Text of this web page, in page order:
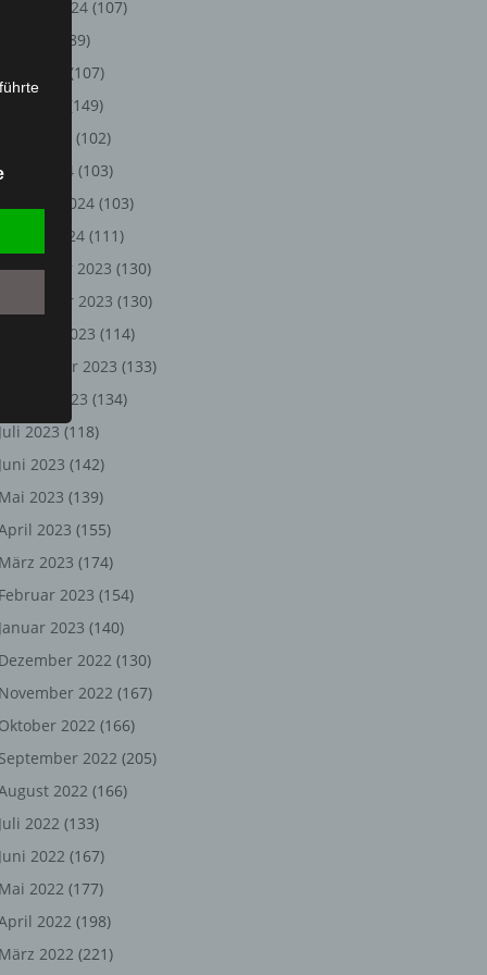
August 2024 (107)
(89)
(107)
(149)
(102)
2024 (103)
Februar 2024 (103)
Januar 2024 (111)
2023 (130)
November 2023 (130)
Oktober 2023 (114)
September 2023 (133)
August 2023 (134)
Juli 2023 (118)
Juni 2023 (142)
Mai 2023 (139)
2023 (155)
März 2023 (174)
Februar 2023 (154)
Januar 2023 (140)
Dezember 2022 (130)
November 2022 (167)
Oktober 2022 (166)
September 2022 (205)
2022 (166)
Juli 2022 (133)
Juni 2022 (167)
Mai 2022 (177)
2022 (198)
März 2022 (221)
oder